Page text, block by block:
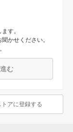
す。
かせください。
む
アに登録する